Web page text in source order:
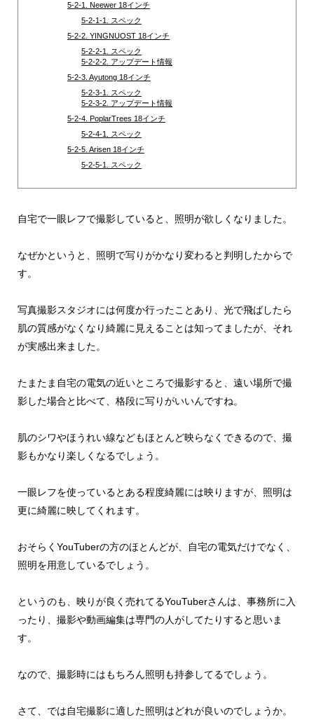
5-2-1. Neewer 18インチ
5-2-1-1. スペック
5-2-2. YINGNUOST 18インチ
5-2-2-1. スペック
5-2-2-2. アップデート情報
5-2-3. Ayutong 18インチ
5-2-3-1. スペック
5-2-3-2. アップデート情報
5-2-4. PoplarTrees 18インチ
5-2-4-1. スペック
5-2-5. Arisen 18インチ
5-2-5-1. スペック
自宅で一眼レフで撮影していると、照明が欲しくなりました。
なぜかというと、照明で写りがかなり変わると判明したからで
す。
写真撮影スタジオには何度か行ったことあり、光で飛ばしたら
肌の質感がなくなり綺麗に見えることは知ってましたが、それ
が実感出来ました。
たまたま自宅の電気の近いところで撮影すると、遠い場所で撮
影した場合と比べて、格段に写りがいいんですね。
肌のシワやほうれい線などもほとんど映らなくできるので、撮
影もかなり楽しくなるでしょう。
一眼レフを使っているとある程度綺麗には映りますが、照明は
更に綺麗に映してくれます。
おそらくYouTuberの方のほとんどが、自宅の電気だけでなく、
照明を用意しているでしょう。
というのも、映りが良く売れてるYouTuberさんは、事務所に入
ったり、撮影や動画編集は専門の人がしてたりすると思いま
す。
なので、撮影時にはもちろん照明も持参してるでしょう。
さて、では自宅撮影に適した照明はどれが良いのでしょうか。